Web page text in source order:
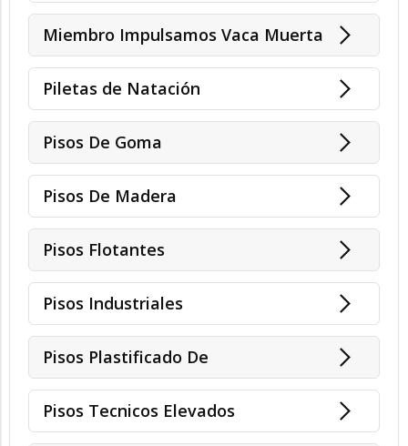
Miembro Impulsamos Vaca Muerta
Piletas de Natación
Pisos De Goma
Pisos De Madera
Pisos Flotantes
Pisos Industriales
Pisos Plastificado De
Pisos Tecnicos Elevados